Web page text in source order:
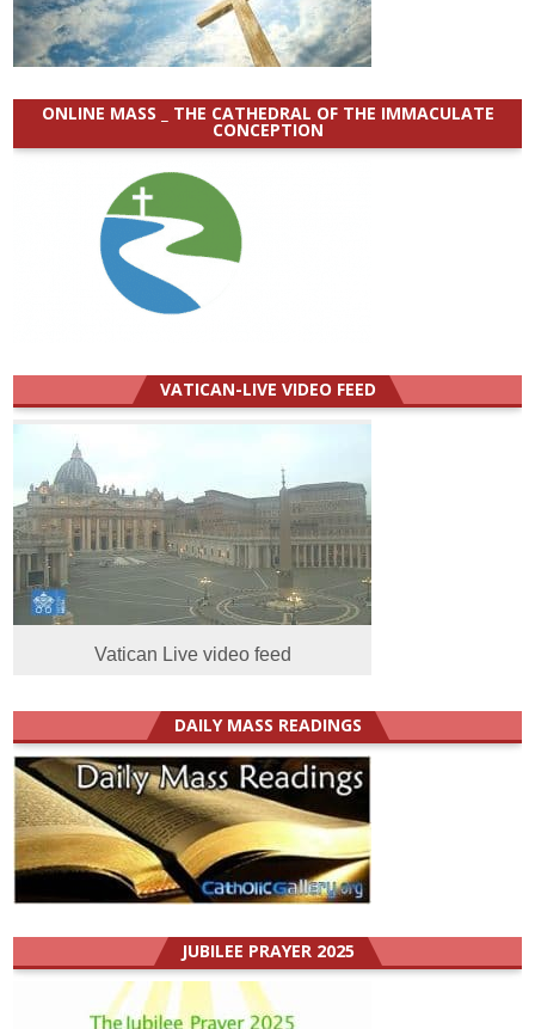
ONLINE MASS _ THE CATHEDRAL OF THE IMMACULATE
CONCEPTION
VATICAN-LIVE VIDEO FEED
Vatican Live video feed
DAILY MASS READINGS
JUBILEE PRAYER 2025